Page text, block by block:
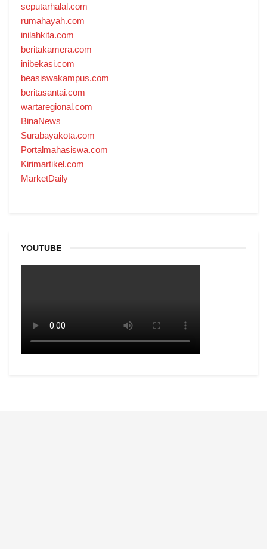
seputarhalal.com
rumahayah.com
inilahkita.com
beritakamera.com
inibekasi.com
beasiswakampus.com
beritasantai.com
wartaregional.com
BinaNews
Surabayakota.com
Portalmahasiswa.com
Kirimartikel.com
MarketDaily
YOUTUBE